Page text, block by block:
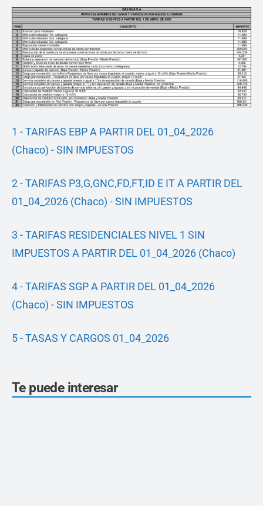
1 - TARIFAS EBP A PARTIR DEL 01_04_2026
(Chaco) - SIN IMPUESTOS
2 - TARIFAS P3,G,GNC,FD,FT,ID E IT A PARTIR DEL
01_04_2026 (Chaco) - SIN IMPUESTOS
3 - TARIFAS RESIDENCIALES NIVEL 1 SIN
IMPUESTOS A PARTIR DEL 01_04_2026 (Chaco)
4 - TARIFAS SGP A PARTIR DEL 01_04_2026
(Chaco) - SIN IMPUESTOS
5 - TASAS Y CARGOS 01_04_2026
Te puede interesar